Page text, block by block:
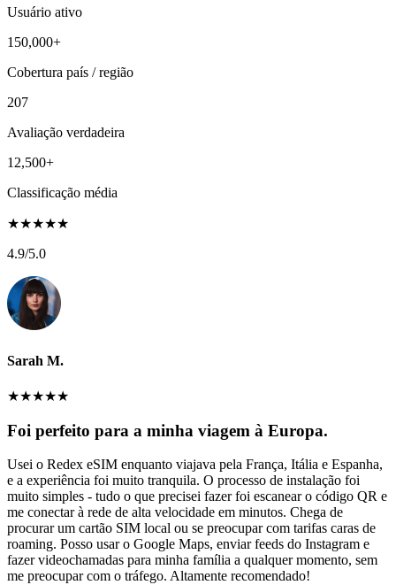
Usuário ativo
150,000+
Cobertura país / região
207
Avaliação verdadeira
12,500+
Classificação média
★★★★★
4.9/5.0
Sarah M.
★★★★★
Foi perfeito para a minha viagem à Europa.
Usei o Redex eSIM enquanto viajava pela França, Itália e Espanha,
e a experiência foi muito tranquila. O processo de instalação foi
muito simples - tudo o que precisei fazer foi escanear o código QR e
me conectar à rede de alta velocidade em minutos. Chega de
procurar um cartão SIM local ou se preocupar com tarifas caras de
roaming. Posso usar o Google Maps, enviar feeds do Instagram e
fazer videochamadas para minha família a qualquer momento, sem
me preocupar com o tráfego. Altamente recomendado!